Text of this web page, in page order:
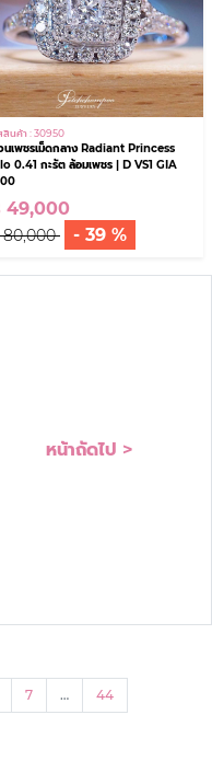
สินค้า : 30950
นเพชรเม็ดกลาง Radiant Princess
0.41 กะรัต ล้อมเพชร | D VS1 GIA
49,000
80,000 - 39 %
หน้าถัดไป >
7 … 44